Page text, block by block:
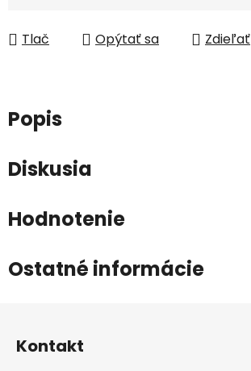
Tlač Opýtať sa Zdieľať
Popis
Diskusia
Hodnotenie
Ostatné informácie
Kontakt